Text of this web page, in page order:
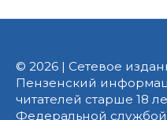
© 2026 | Сетевое
Пензенский
читателей старше 18
Федеральной